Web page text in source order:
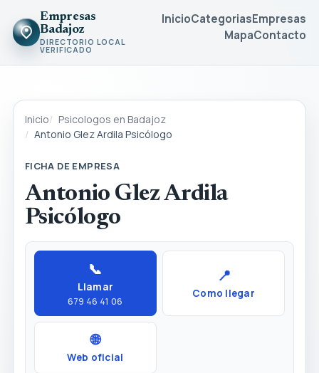
Empresas
Badajoz
DIRECTORIO LOCAL
VERIFICADO
InicioCategoriasEmpresas
MapaContacto
Inicio
Psicologos en Badajoz
Antonio Glez Ardila Psicólogo
FICHA DE EMPRESA
Antonio Glez Ardila
Psicólogo
📞
Llamar
679 46 41 06
📍
Como llegar
🌐
Web oficial